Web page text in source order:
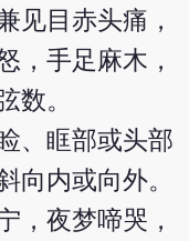
见目赤头痛，
，手足麻木，
数。
、眶部或头部
向内或向外。
，夜梦啼哭，